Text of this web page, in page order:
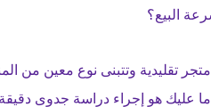
البيع؟
تقليدية وتتبنى نوع معين
عليك هو إجراء دراسة جدوى دقيقة